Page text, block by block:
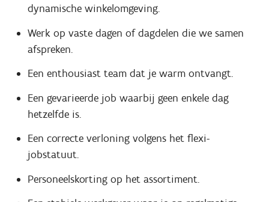
dynamische winkelomgeving.
Werk op vaste dagen of dagdelen die we samen
afspreken.
Een enthousiast team dat je warm ontvangt.
Een gevarieerde job waarbij geen enkele dag
hetzelfde is.
Een correcte verloning volgens het flexi-
jobstatuut.
Personeelskorting op het assortiment.